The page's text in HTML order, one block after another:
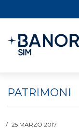
PATRIMONI
25 MARZO 2017